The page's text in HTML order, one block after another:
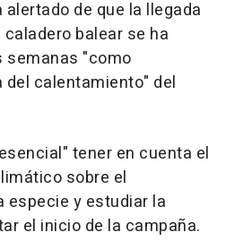
de que la llegada
balear se ha
semanas "como
calentamiento" del
tener en cuenta el
sobre el
especie y estudiar la
el inicio de la campaña.